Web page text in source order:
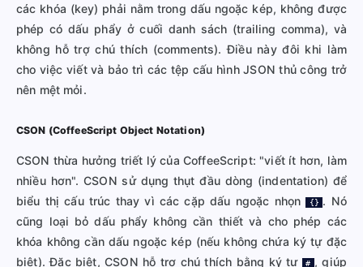
các khóa (key) phải nằm trong dấu ngoặc kép, không được
phép có dấu phẩy ở cuối danh sách (trailing comma), và
không hỗ trợ chú thích (comments). Điều này đôi khi làm
cho việc viết và bảo trì các tệp cấu hình JSON thủ công trở
nên mệt mỏi.
CSON (CoffeeScript Object Notation)
CSON thừa hưởng triết lý của CoffeeScript: "viết ít hơn, làm
nhiều hơn". CSON sử dụng thụt đầu dòng (indentation) để
biểu thị cấu trúc thay vì các cặp dấu ngoặc nhọn {} . Nó
cũng loại bỏ dấu phẩy không cần thiết và cho phép các
khóa không cần dấu ngoặc kép (nếu không chứa ký tự đặc
biệt). Đặc biệt, CSON hỗ trợ chú thích bằng ký tự
# , giúp